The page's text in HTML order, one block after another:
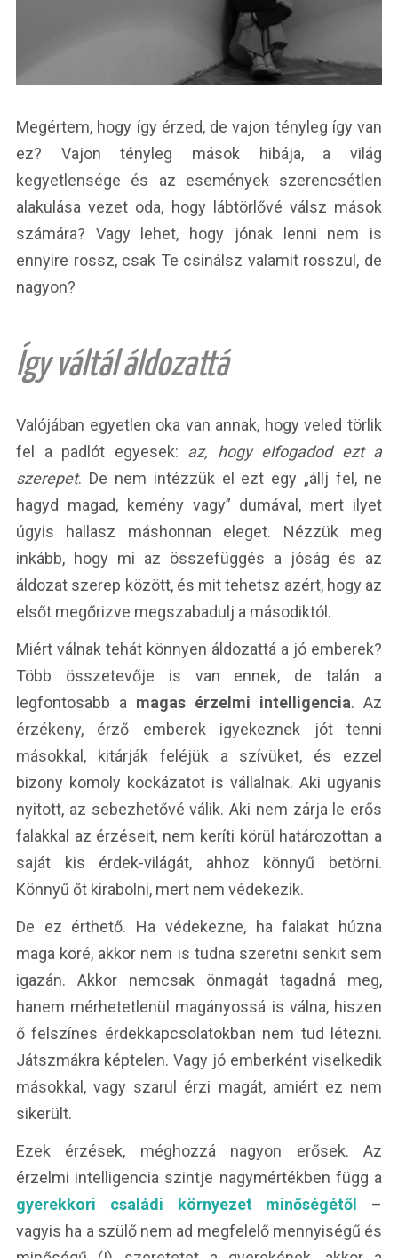
Megértem, hogy így érzed, de vajon tényleg így van
ez? Vajon tényleg mások hibája, a világ
kegyetlensége és az események szerencsétlen
alakulása vezet oda, hogy lábtörlővé válsz mások
számára? Vagy lehet, hogy jónak lenni nem is
ennyire rossz, csak Te csinálsz valamit rosszul, de
nagyon?
Így váltál áldozattá
Valójában egyetlen oka van annak, hogy veled törlik
fel a padlót egyesek: az, hogy elfogadod ezt a
szerepet. De nem intézzük el ezt egy „állj fel, ne
hagyd magad, kemény vagy” dumával, mert ilyet
úgyis hallasz máshonnan eleget. Nézzük meg
inkább, hogy mi az összefüggés a jóság és az
áldozat szerep között, és mit tehetsz azért, hogy az
elsőt megőrizve megszabadulj a másodiktól.
Miért válnak tehát könnyen áldozattá a jó emberek?
Több összetevője is van ennek, de talán a
legfontosabb a magas érzelmi intelligencia. Az
érzékeny, érző emberek igyekeznek jót tenni
másokkal, kitárják feléjük a szívüket, és ezzel
bizony komoly kockázatot is vállalnak. Aki ugyanis
nyitott, az sebezhetővé válik. Aki nem zárja le erős
falakkal az érzéseit, nem keríti körül határozottan a
saját kis érdek-világát, ahhoz könnyű betörni.
Könnyű őt kirabolni, mert nem védekezik.
De ez érthető. Ha védekezne, ha falakat húzna
maga köré, akkor nem is tudna szeretni senkit sem
igazán. Akkor nemcsak önmagát tagadná meg,
hanem mérhetetlenül magányossá is válna, hiszen
ő felszínes érdekkapcsolatokban nem tud létezni.
Játszmákra képtelen. Vagy jó emberként viselkedik
másokkal, vagy szarul érzi magát, amiért ez nem
sikerült.
Ezek érzések, méghozzá nagyon erősek. Az
érzelmi intelligencia szintje nagymértékben függ a
gyerekkori családi környezet minőségétől
–
vagyis ha a szülő nem ad megfelelő mennyiségű és